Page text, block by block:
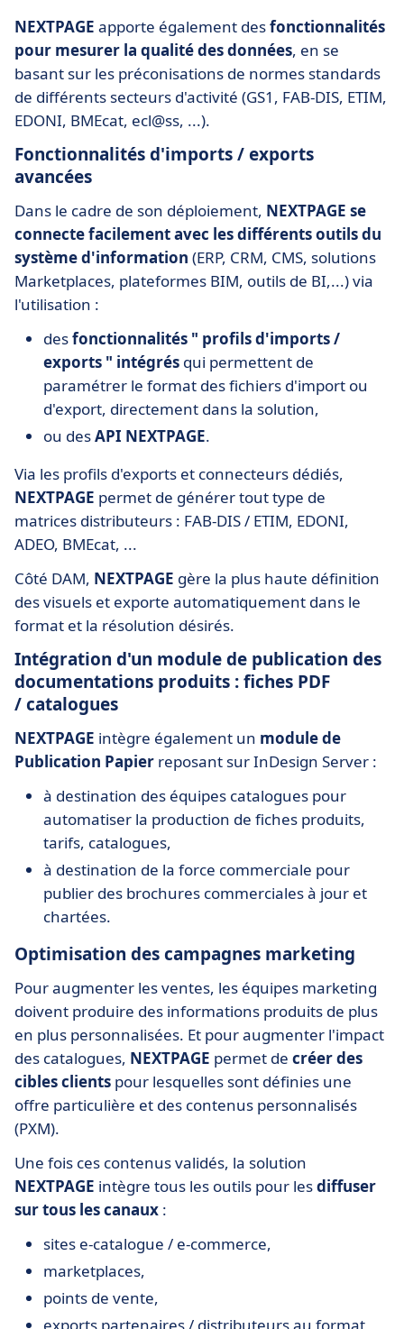
NEXTPAGE apporte également desfonctionnalités
pour mesurer la qualité des données, en se
basant sur les préconisations de normes standards
de différents secteurs d'activité (GS1, FAB-DIS, ETIM,
EDONI, BMEcat, ecl@ss, ...).
Fonctionnalités d'imports / exports
avancées
Dans le cadre de son déploiement, NEXTPAGE se
connecte facilement avec les différents outils du
système d'information (ERP, CRM, CMS, solutions
Marketplaces, plateformes BIM, outils de BI,...) via
l'utilisation :
desfonctionnalités " profils d'imports /
exports " intégrés qui permettent de
paramétrer le format des fichiers d'import ou
d'export, directement dans la solution,
ou desAPI NEXTPAGE.
Via les profils d'exports et connecteurs dédiés,
NEXTPAGE permet de générer tout type de
matrices distributeurs : FAB-DIS / ETIM, EDONI,
ADEO, BMEcat, ...
Côté DAM, NEXTPAGE gère la plus haute définition
des visuels et exporte automatiquement dans le
format et la résolution désirés.
Intégration d'un module de publication des
documentations produits : fiches PDF
/ catalogues
NEXTPAGE intègre également un module de
Publication Papier reposant sur InDesign Server :
à destination des équipes catalogues pour
automatiser la production de fiches produits,
tarifs, catalogues,
à destination de la force commerciale pour
publier des brochures commerciales à jour et
chartées.
Optimisation des campagnes marketing
Pour augmenter les ventes, les équipes marketing
doivent produire des informations produits de plus
en plus personnalisées. Et pour augmenter l'impact
des catalogues, NEXTPAGE permet de créer des
cibles clients pour lesquelles sont définies une
offre particulière et des contenus personnalisés
(PXM).
Une fois ces contenus validés, la solution
NEXTPAGE intègre tous les outils pour lesdiffuser
sur tous les canaux :
sites e-catalogue / e-commerce,
marketplaces,
points de vente,
exports partenaires / distributeurs au format